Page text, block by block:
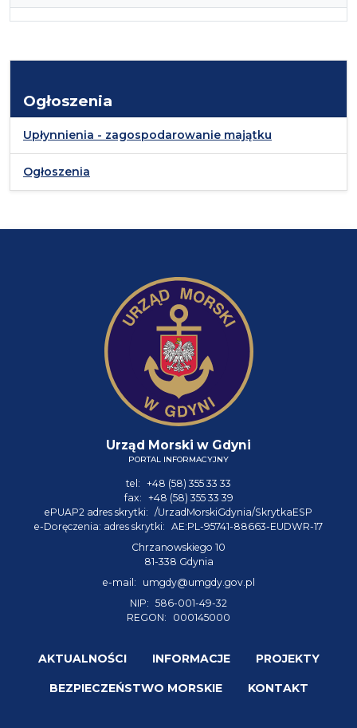
Ogłoszenia
Upłynnienia - zagospodarowanie majątku
Ogłoszenia
Urząd Morski w Gdyni
PORTAL INFORMACYJNY
tel: +48 (58) 355 33 33
fax: +48 (58) 355 33 39
ePUAP2 adres skrytki: /UrzadMorskiGdynia/SkrytkaESP
e-Doręczenia: adres skrytki: AE:PL-95741-88663-EUDWR-17
Chrzanowskiego 10
81-338 Gdynia
e-mail:
umgdy@umgdy.gov.pl
NIP: 586-001-49-32
REGON:
000145000
AKTUALNOŚCI INFORMACJE PROJEKTY
BEZPIECZEŃSTWO MORSKIE KONTAKT